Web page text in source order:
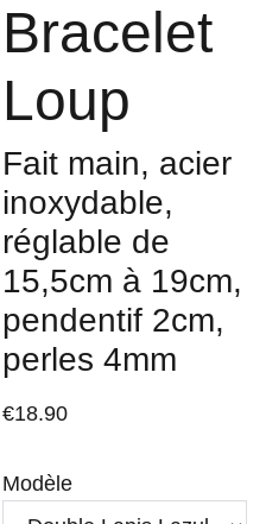
Bracelet
Loup
Fait main, acier
inoxydable,
réglable de
15,5cm à 19cm,
pendentif 2cm,
perles 4mm
€18.90
Modèle